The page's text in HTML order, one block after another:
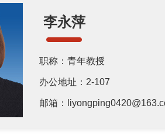
李永萍
职称：青年教授
办公地址：2-107
邮箱：